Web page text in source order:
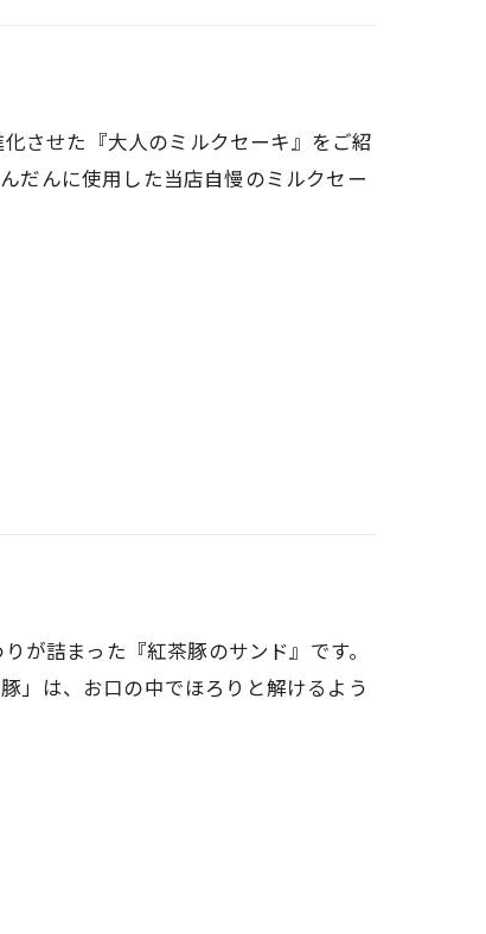
化させた『大人のミルクセーキ』をご紹
だんに使用した当店自慢のミルクセー
りが詰まった『紅茶豚のサンド』です。
」は、お口の中でほろりと解けるよう